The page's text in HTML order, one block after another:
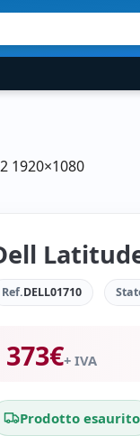
1920×1080
Ref.DELL01710
373€+ IVA
Prodotto esaurito